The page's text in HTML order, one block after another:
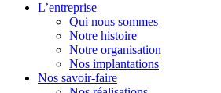
L’entreprise
Qui nous sommes
Notre histoire
Notre organisation
Nos implantations
Nos savoir-faire